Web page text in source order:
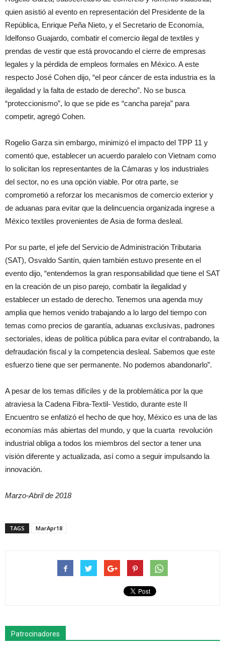
quien asistió al evento en representación del Presidente de la
República, Enrique Peña Nieto, y el Secretario de Economía,
Idelfonso Guajardo, combatir el comercio ilegal de textiles y
prendas de vestir que está provocando el cierre de empresas
legales y la pérdida de empleos formales en México. A este
respecto José Cohen dijo, “el peor cáncer de esta industria es la
ilegalidad y la falta de estado de derecho”. No se busca
“proteccionismo”, lo que se pide es “cancha pareja” para
competir, agregó Cohen.
Rogelio Garza sin embargo, minimizó el impacto del TPP 11 y
comentó que, establecer un acuerdo paralelo con Vietnam como
lo solicitan los representantes de la Cámaras y los industriales
del sector, no es una opción viable. Por otra parte, se
comprometió a reforzar los mecanismos de comercio exterior y
de aduanas para evitar que la delincuencia organizada ingrese a
México textiles provenientes de Asia de forma desleal.
Por su parte, el jefe del Servicio de Administración Tributaria
(SAT), Osvaldo Santín, quien también estuvo presente en el
evento dijo, “entendemos la gran responsabilidad que tiene el SAT
en la creación de un piso parejo, combatir la ilegalidad y
establecer un estado de derecho. Tenemos una agenda muy
amplia que hemos venido trabajando a lo largo del tiempo con
temas como precios de garantía, aduanas exclusivas, padrones
sectoriales, ideas de política pública para evitar el contrabando, la
defraudación fiscal y la competencia desleal. Sabemos que este
esfuerzo tiene que ser permanente. No podemos abandonarlo”.
A pesar de los temas difíciles y de la problemática por la que
atraviesa la Cadena Fibra-Textil- Vestido, durante este II
Encuentro se enfatizó el hecho de que hoy, México es una de las
economías más abiertas del mundo, y que la cuarta revolución
industrial obliga a todos los miembros del sector a tener una
visión diferente y actualizada, así como a seguir impulsando la
innovación.
Marzo-Abril de 2018
TAGS MarApr18
Patrocinadores